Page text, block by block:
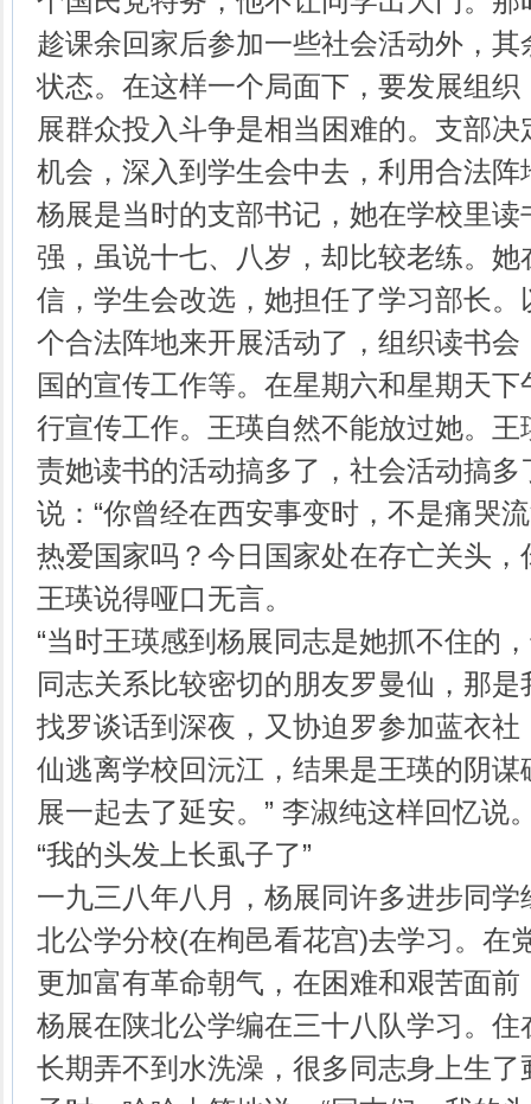
趁课余回家后参加一些社会活动外，
状态。在这样一个局面下，要发展组
展群众投入斗争是相当困难的。支部
机会，深入到学生会中去，利用合法阵
杨展是当时的支部书记，她在学校里
强，虽说十七、八岁，却比较老练。
信，学生会改选，她担任了学习部长
个合法阵地来开展活动了，组织读书
国的宣传工作等。在星期六和星期天
行宣传工作。王瑛自然不能放过她。
责她读书的活动搞多了，社会活动搞
说：“你曾经在西安事变时，不是痛哭
热爱国家吗？今日国家处在存亡关头，
王瑛说得哑口无言。
“当时王瑛感到杨展同志是她抓不住的
同志关系比较密切的朋友罗曼仙，那
找罗谈话到深夜，又协迫罗参加蓝衣
仙逃离学校回沅江，结果是王瑛的阴
展一起去了延安。” 李淑纯这样回忆说
“我的头发上长虱子了”
一九三八年八月，杨展同许多进步同
北公学分校(在栒邑看花宫)去学习。在
更加富有革命朝气，在困难和艰苦面
杨展在陕北公学编在三十八队学习。
长期弄不到水洗澡，很多同志身上生